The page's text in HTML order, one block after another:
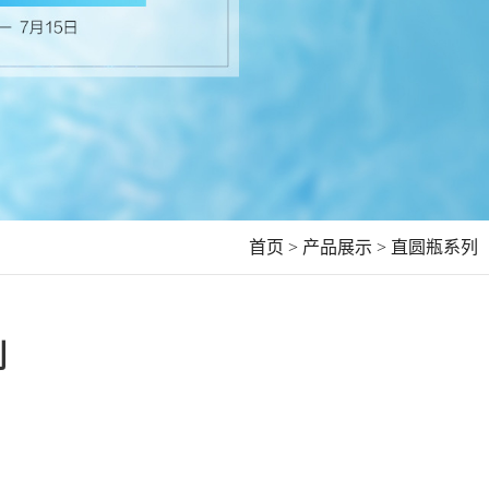
首页 > 产品展示 > 直圆瓶系列